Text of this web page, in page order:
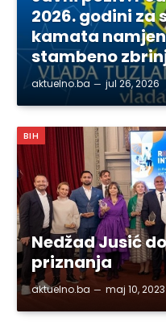
2026. godini za
kamata
stambeno
aktuelno.ba jul 26, 2026
BIH
Nedžad Jusić
priznanja
aktuelno.ba maj 10, 2023